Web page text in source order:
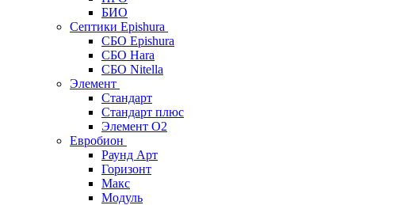
БИО
Септики Epishura
СБО Epishura
СБО Hara
СБО Nitella
Элемент
Стандарт
Стандарт плюс
Элемент О2
Евробион
Раунд Арт
Горизонт
Макс
Модуль